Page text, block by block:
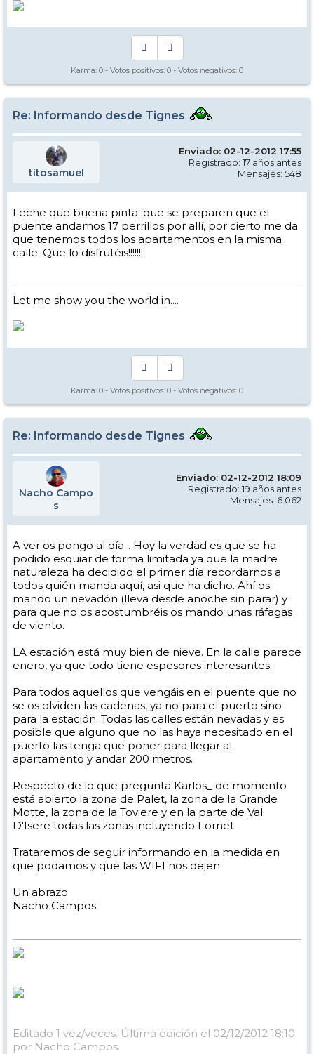
Karma: 0 - Votos positivos: 0 - Votos negativos: 0
Re: Informando desde Tignes
titosamuel
Enviado: 02-12-2012 17:55
Registrado: 17 años antes
Mensajes: 548
Leche que buena pinta. que se preparen que el
puente andamos 17 perrillos por allí, por cierto me da
que tenemos todos los apartamentos en la misma
calle. Que lo disfrutéis!!!!!!!
Let me show you the world in....
Karma: 0 - Votos positivos: 0 - Votos negativos: 0
Re: Informando desde Tignes
Nacho Campo
s
Enviado: 02-12-2012 18:09
Registrado: 19 años antes
Mensajes: 6.062
A ver os pongo al día-. Hoy la verdad es que se ha
podido esquiar de forma limitada ya que la madre
naturaleza ha decidido el primer día recordarnos a
todos quién manda aquí, asi que ha dicho. Ahí os
mando un nevadón (lleva desde anoche sin parar) y
para que no os acostumbréis os mando unas ráfagas
de viento.
LA estación está muy bien de nieve. En la calle parece
enero, ya que todo tiene espesores interesantes.
Para todos aquellos que vengáis en el puente que no
se os olviden las cadenas, ya no para el puerto sino
para la estación. Todas las calles están nevadas y es
posible que alguno que no las haya necesitado en el
puerto las tenga que poner para llegar al
apartamento y andar 200 metros.
Respecto de lo que pregunta Karlos_ de momento
está abierto la zona de Palet, la zona de la Grande
Motte, la zona de la Toviere y en la parte de Val
D'Isere todas las zonas incluyendo Fornet.
Trataremos de seguir informando en la medida en
que podamos y que las WIFI nos dejen.
Un abrazo
Nacho Campos
Editado 1 vez/veces. Última edición el 02/12/2012 18:10
por Nacho Campos.